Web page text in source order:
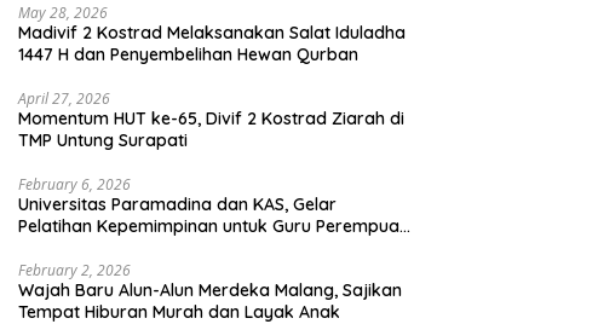
May 28, 2026
Madivif 2 Kostrad Melaksanakan Salat Iduladha
1447 H dan Penyembelihan Hewan Qurban
April 27, 2026
Momentum HUT ke-65, Divif 2 Kostrad Ziarah di
TMP Untung Surapati
February 6, 2026
Universitas Paramadina dan KAS, Gelar
Pelatihan Kepemimpinan untuk Guru Perempuan
February 2, 2026
Wajah Baru Alun-Alun Merdeka Malang, Sajikan
Tempat Hiburan Murah dan Layak Anak